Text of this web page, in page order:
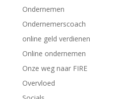
Ondernemen
Ondernemerscoach
online geld verdienen
Online ondernemen
Onze weg naar FIRE
Overvloed